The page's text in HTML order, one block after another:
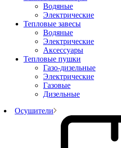
Водяные
Электрические
Тепловые завесы
Водяные
Электрические
Аксессуары
Тепловые пушки
Газо-дизельные
Электрические
Газовые
Дизельные
Осушители